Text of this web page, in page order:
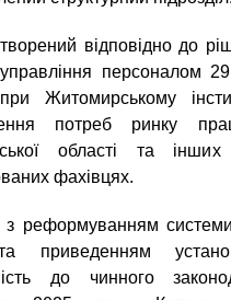
відповідно до
управління персоналом
Житомирському
потреб ринку
області та інших
фахівцях.
з реформуванням
приведенням
до чинного